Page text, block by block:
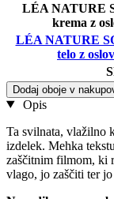
LÉA NATURE
krema z
LÉA NATURE
telo z
Dodaj oboje v
Opis
Ta svilnata, vlažilno
izdelek. Mehka
zaščitnim filmom, ki
vlago, jo zaščiti ter